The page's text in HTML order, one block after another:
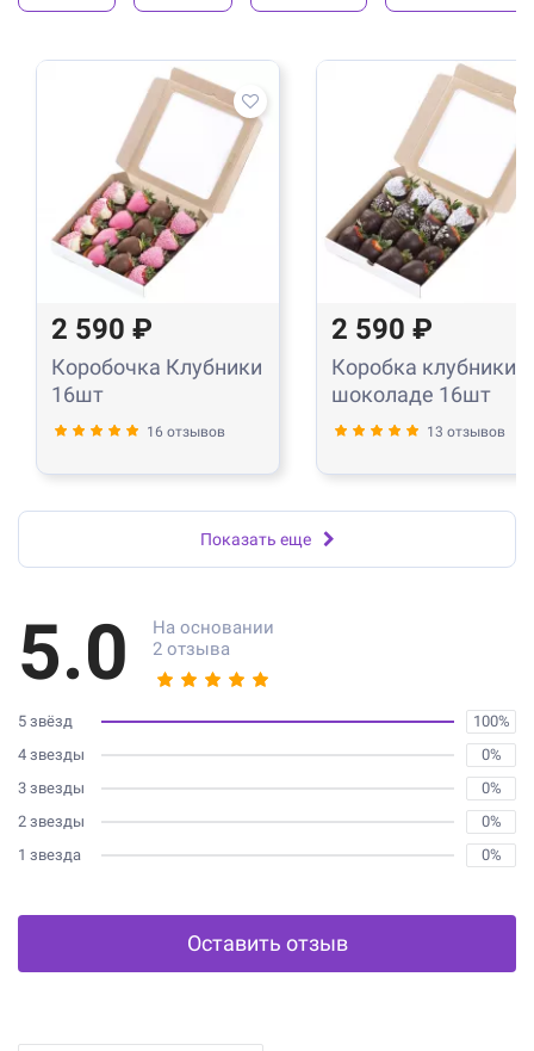
2 590 ₽
Коробочка Клубники
16шт
16 отзывов
2 590 ₽
Коробка клубники в
шоколаде 16шт
13 отзывов
Показать еще
5.0
На основании
2 отзыва
5 звёзд
100%
4 звезды
0%
3 звезды
0%
2 звезды
0%
1 звезда
0%
Оставить отзыв